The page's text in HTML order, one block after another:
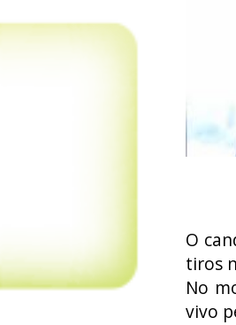
O
tiros
No
vivo